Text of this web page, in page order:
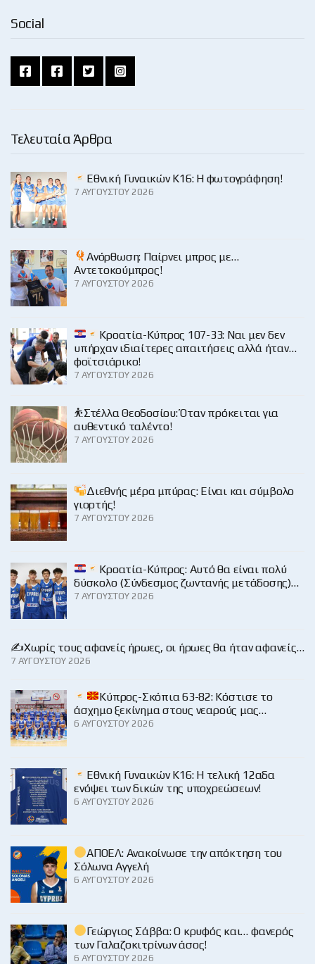
Social
Τελευταία Άρθρα
Εθνική Γυναικών Κ16: Η φωτογράφηση!
7 ΑΥΓΟΎΣΤΟΥ 2026
Ανόρθωση: Παίρνει μπρος με…
Αντετοκούμπρος!
7 ΑΥΓΟΎΣΤΟΥ 2026
Κροατία-Κύπρος 107-33: Ναι μεν δεν
υπήρχαν ιδιαίτερες απαιτήσεις αλλά ήταν…
φοϊτσιάρικο!
7 ΑΥΓΟΎΣΤΟΥ 2026
⛹️Στέλλα Θεοδοσίου: Όταν πρόκειται για
αυθεντικό ταλέντο!
7 ΑΥΓΟΎΣΤΟΥ 2026
Διεθνής μέρα μπύρας: Είναι και σύμβολο
γιορτής!
7 ΑΥΓΟΎΣΤΟΥ 2026
Κροατία-Κύπρος: Αυτό θα είναι πολύ
δύσκολο (Σύνδεσμος ζωντανής μετάδοσης)…
7 ΑΥΓΟΎΣΤΟΥ 2026
✍️Χωρίς τους αφανείς ήρωες, οι ήρωες θα ήταν αφανείς…
7 ΑΥΓΟΎΣΤΟΥ 2026
Κύπρος-Σκόπια 63-82: Κόστισε το
άσχημο ξεκίνημα στους νεαρούς μας…
6 ΑΥΓΟΎΣΤΟΥ 2026
Εθνική Γυναικών Κ16: Η τελική 12αδα
ενόψει των δικών της υποχρεώσεων!
6 ΑΥΓΟΎΣΤΟΥ 2026
ΑΠΟΕΛ: Ανακοίνωσε την απόκτηση του
Σόλωνα Αγγελή
6 ΑΥΓΟΎΣΤΟΥ 2026
Γεώργιος Σάββα: Ο κρυφός και… φανερός
των Γαλαζοκιτρίνων άσος!
6 ΑΥΓΟΎΣΤΟΥ 2026